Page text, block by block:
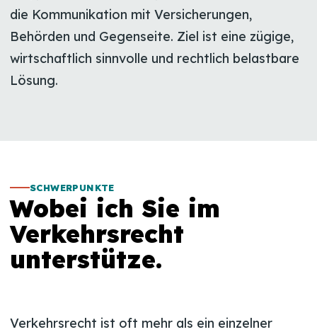
die Kommunikation mit Versicherungen,
Behörden und Gegenseite. Ziel ist eine zügige,
wirtschaftlich sinnvolle und rechtlich belastbare
Lösung.
SCHWERPUNKTE
Wobei ich Sie im
Verkehrsrecht
unterstütze.
Verkehrsrecht ist oft mehr als ein einzelner